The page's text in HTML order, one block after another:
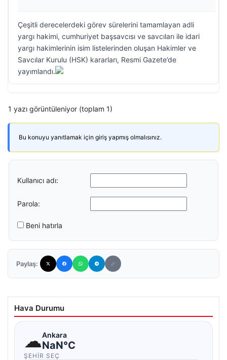
Çeşitli derecelerdeki görev sürelerini tamamlayan adli
yargı hakimi, cumhuriyet başsavcısı ve savcıları ile idari
yargı hakimlerinin isim listelerinden oluşan Hakimler ve
Savcılar Kurulu (HSK) kararları, Resmi Gazete’de
yayımlandı.
1 yazı görüntüleniyor (toplam 1)
Bu konuyu yanıtlamak için giriş yapmış olmalısınız.
Kullanıcı adı:
Parola:
Beni hatırla
Paylaş:
Hava Durumu
☁Ankara
NaN°C
ŞEHIR SEÇ